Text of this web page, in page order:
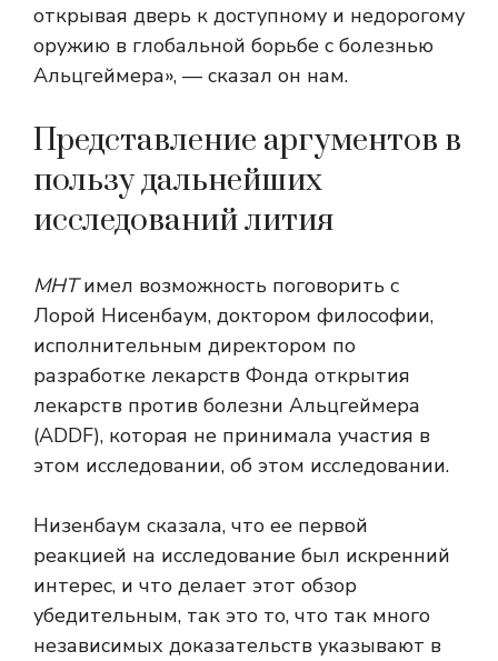
открывая дверь к доступному и недорогому
оружию в глобальной борьбе с болезнью
Альцгеймера», — сказал он нам.
Представление аргументов в
пользу дальнейших
исследований лития
МНТимел возможность поговорить с
Лорой Нисенбаум, доктором философии,
исполнительным директором по
разработке лекарств Фонда открытия
лекарств против болезни Альцгеймера
(ADDF), которая не принимала участия в
этом исследовании, об этом исследовании.
Низенбаум сказала, что ее первой
реакцией на исследование был искренний
интерес, и что делает этот обзор
убедительным, так это то, что так много
независимых доказательств указывают в